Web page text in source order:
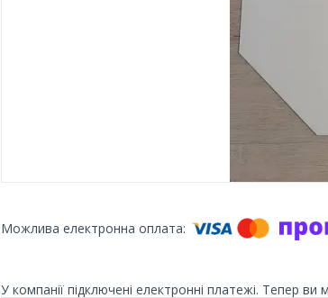
У компанії підключені електронні платежі. Тепер